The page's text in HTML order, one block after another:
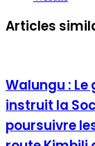
Articles
Walungu :
instruit la
poursuivre